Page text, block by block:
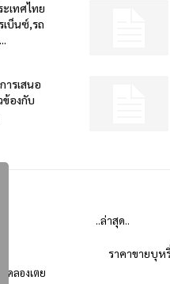
เทศไทย
เบ็นซ์,รถ
ารเสนอ
ข้องกับ
คลองเตย
..ล่าสุด..
ราคาขายบุห